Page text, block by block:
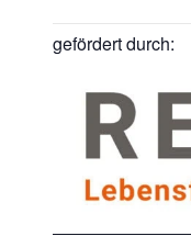
gefördert durch: